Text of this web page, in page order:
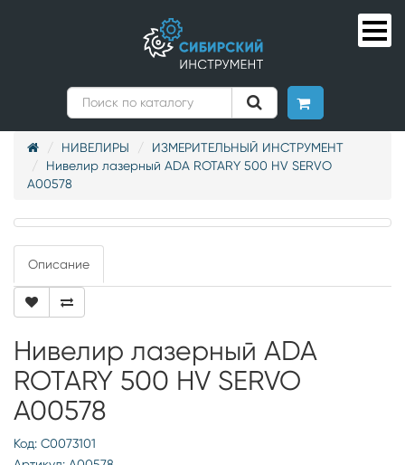
НИВЕЛИРЫ
ИЗМЕРИТЕЛЬНЫЙ ИНСТРУМЕНТ
Нивелир лазерный ADA ROTARY 500 HV SERVO
А00578
Описание
Нивелир лазерный ADA
ROTARY 500 HV SERVO
А00578
Код: С0073101